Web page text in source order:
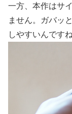
一方、本作はサ
ません。ガバッ
しやすいんですね